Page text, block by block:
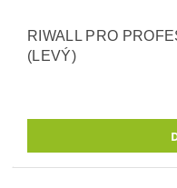
RIWALL PRO
(LEVÝ)